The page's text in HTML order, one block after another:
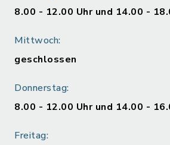
8.00 - 12.00 Uhr und 14.00 -
Mittwoch:
geschlossen
Donnerstag:
8.00 - 12.00 Uhr und 14.00 -
Freitag: